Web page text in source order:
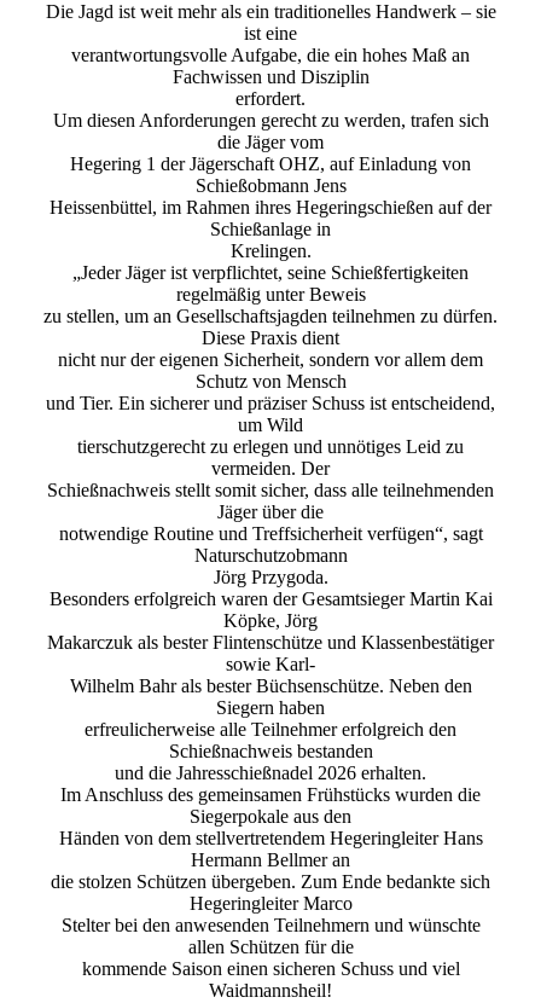
Die Jagd ist weit mehr als ein traditionelles Handwerk – sie
ist eine
verantwortungsvolle Aufgabe, die ein hohes Maß an
Fachwissen und Disziplin
erfordert.
Um diesen Anforderungen gerecht zu werden, trafen sich
die Jäger vom
Hegering 1 der Jägerschaft OHZ, auf Einladung von
Schießobmann Jens
Heissenbüttel, im Rahmen ihres Hegeringschießen auf der
Schießanlage in
Krelingen.
„Jeder Jäger ist verpflichtet, seine Schießfertigkeiten
regelmäßig unter Beweis
zu stellen, um an Gesellschaftsjagden teilnehmen zu dürfen.
Diese Praxis dient
nicht nur der eigenen Sicherheit, sondern vor allem dem
Schutz von Mensch
und Tier. Ein sicherer und präziser Schuss ist entscheidend,
um Wild
tierschutzgerecht zu erlegen und unnötiges Leid zu
vermeiden. Der
Schießnachweis stellt somit sicher, dass alle teilnehmenden
Jäger über die
notwendige Routine und Treffsicherheit verfügen“, sagt
Naturschutzobmann
Jörg Przygoda.
Besonders erfolgreich waren der Gesamtsieger Martin Kai
Köpke, Jörg
Makarczuk als bester Flintenschütze und Klassenbestätiger
sowie Karl-
Wilhelm Bahr als bester Büchsenschütze. Neben den
Siegern haben
erfreulicherweise alle Teilnehmer erfolgreich den
Schießnachweis bestanden
und die Jahresschießnadel 2026 erhalten.
Im Anschluss des gemeinsamen Frühstücks wurden die
Siegerpokale aus den
Händen von dem stellvertretendem Hegeringleiter Hans
Hermann Bellmer an
die stolzen Schützen übergeben. Zum Ende bedankte sich
Hegeringleiter Marco
Stelter bei den anwesenden Teilnehmern und wünschte
allen Schützen für die
kommende Saison einen sicheren Schuss und viel
Waidmannsheil!